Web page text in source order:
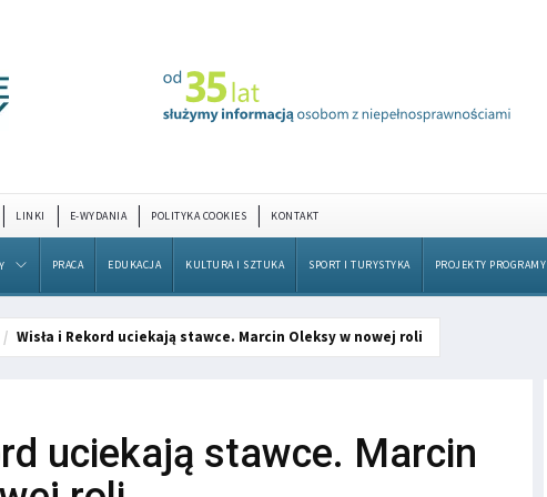
LINKI E-WYDANIA POLITYKA COOKIES KONTAKT
PRACA EDUKACJA KULTURA I SZTUKA SPORT I TURYSTYKA PROJEKTY PROGRAMY
Wisła i Rekord uciekają stawce. Marcin Oleksy w nowej roli
uciekają stawce. Marcin